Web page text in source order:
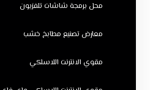
محل برمجة شاشات تلفزيون
معارض تصنيع مطابخ خشب
مقوي الانترنت اللاسلكي